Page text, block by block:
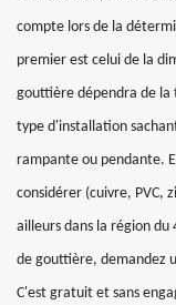
compte lors de la
premier est celui de la
gouttière dépendra de la
type d'installation
rampante ou pendante.
considérer (cuivre, PVC,
ailleurs dans la région
de gouttière, demandez
C'est gratuit et sans